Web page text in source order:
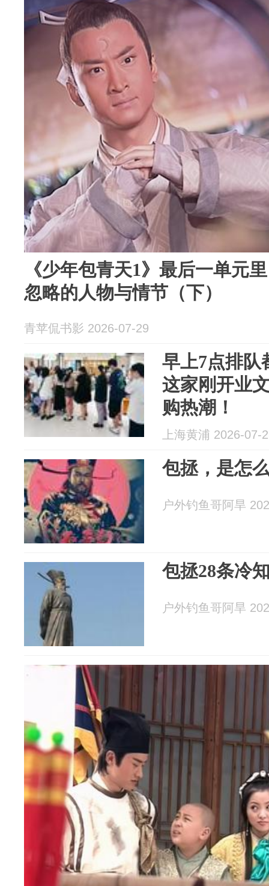
《少年包青天1》最后一单元
忽略的人物与情节（下）
青苹侃书影 2026-07-29
早上7点排队
这家刚开业
购热潮！
上海黄浦 2026-07-
包拯，是怎
户外钓鱼哥阿旱
包拯28条冷
户外钓鱼哥阿旱